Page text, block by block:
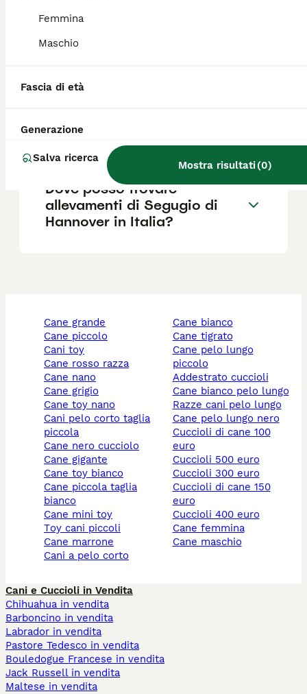
Femmina
Maschio
Fascia di età
Generazione
Salva ricerca
Mostra risultati(0)
Qual è il carattere del cane
Hannover?
Dove posso trovare
allevamenti di Segugio di
Hannover in Italia?
cane grande
cane piccolo
cani toy
cane rosso razza
cane nano
cane grigio
cane toy nano
cani pelo corto taglia
piccola
cane nero cucciolo
cane gigante
cane toy bianco
cane piccola taglia
bianco
cane mini toy
toy cani piccoli
cane marrone
cani a pelo corto
cane bianco
cane tigrato
cane pelo lungo
piccolo
addestrato cuccioli
cane bianco pelo lungo
razze cani pelo lungo
cane pelo lungo nero
cuccioli di cane 100
euro
cuccioli 500 euro
cuccioli 300 euro
cuccioli di cane 150
euro
cuccioli 400 euro
cane femmina
cane maschio
Cani e Cuccioli in Vendita
Chihuahua in vendita
Barboncino in vendita
Labrador in vendita
Pastore Tedesco in vendita
Bouledogue Francese in vendita
Jack Russell in vendita
Maltese in vendita